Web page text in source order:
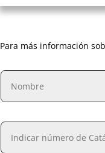
Para más información